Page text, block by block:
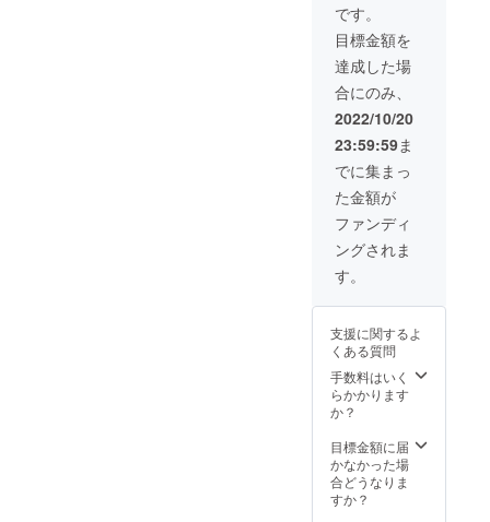
と共に
ライ
バーを
応援し
てくだ
さる方
におす
すめ！
です。
目標金額を
達成した場
合にのみ、
2022/10/20
23:59:59ま
でに集まっ
た金額が
ファンディ
ングされま
す。
支援に関するよ
くある質問
手数料はいく
らかかります
か？
目標金額に届
かなかった場
合どうなりま
すか？